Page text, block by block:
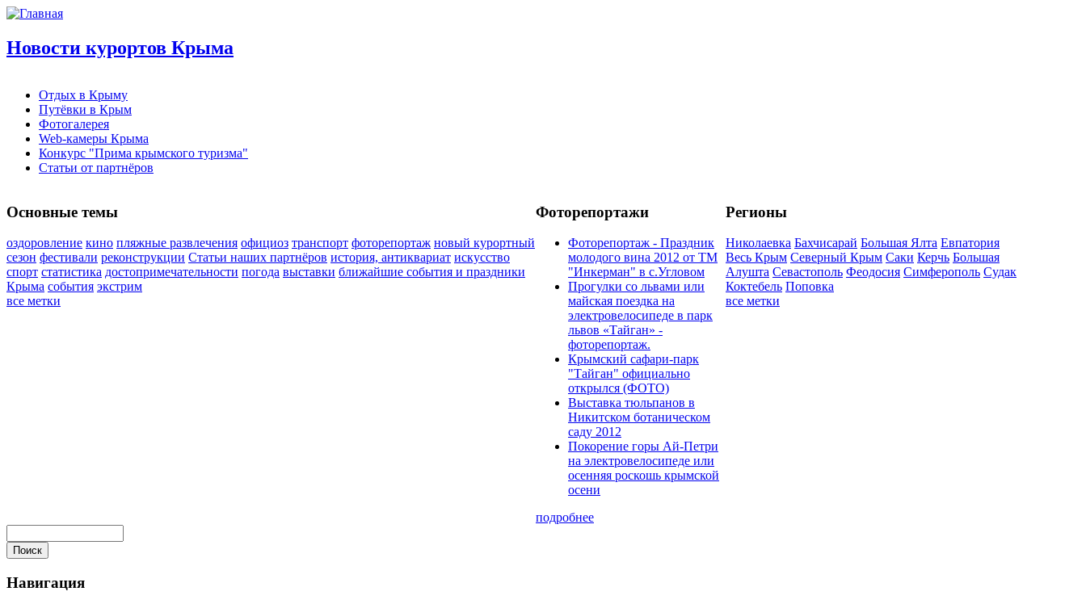
Новости курортов Крыма
Отдых в Крыму
Путёвки в Крым
Фотогалерея
Web-камеры Крыма
Конкурс "Прима крымского туризма"
Статьи от партнёров
Основные темы
оздоровление кино пляжные развлечения официоз транспорт фоторепортаж новый курортный
сезон фестивали реконструкции Статьи наших партнёров история, антиквариат искусство
спорт статистика достопримечательности погода выставки ближайшие события и праздники
Крыма события экстрим
все метки
Фоторепортажи
Фоторепортаж - Праздник
молодого вина 2012 от ТМ
"Инкерман" в с.Угловом
Прогулки cо львами или
майская поездка на
электровелосипеде в парк
львов «Тайган» -
фоторепортаж.
Крымский сафари-парк
"Тайган" официально
открылся (ФОТО)
Выставка тюльпанов в
Никитском ботаническом
саду 2012
Покорение горы Ай-Петри
на электровелосипеде или
осенняя роскошь крымской
осени
подробнее
Регионы
Николаевка Бахчисарай Большая Ялта Евпатория
Весь Крым Северный Крым Саки Керчь Большая
Алушта Севастополь Феодосия Симферополь Судак
Коктебель Поповка
все метки
Навигация